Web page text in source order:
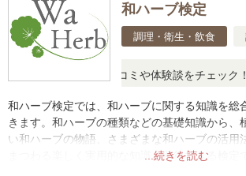
和ハーブ検定
調理・衛生・飲食
たら、リアルな口コミや体験談をチェック！
...続きを読む
和ハーブ検定では、和ハーブに関する知識を総
きます。和ハーブの種類などの基礎知識から、
い和ハーブの物語、さまざまな和ハーブの活用
まつわる楽しく実用的な知識を習得できる検定